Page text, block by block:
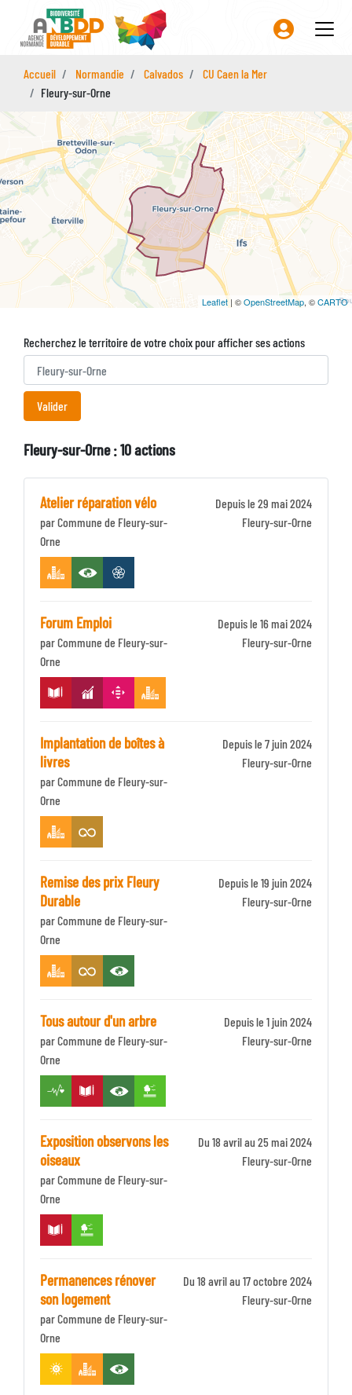
contenu
Accueil Normandie Calvados
CU Caen la Mer
Fleury-sur-Orne
Leaflet | ©OpenStreetMap, ©CARTO
Recherchez le territoire de votre choix pour afficher ses actions
Fleury-sur-Orne : 10 actions
Atelier réparation vélo
par Commune de Fleury-sur-
Orne
Depuis le 29 mai 2024
Fleury-sur-Orne
Forum Emploi
par Commune de Fleury-sur-
Orne
Depuis le 16 mai 2024
Fleury-sur-Orne
Implantation de boîtes à
livres
par Commune de Fleury-sur-
Orne
Depuis le 7 juin 2024
Fleury-sur-Orne
Remise des prix Fleury
Durable
par Commune de Fleury-sur-
Orne
Depuis le 19 juin 2024
Fleury-sur-Orne
Tous autour d'un arbre
par Commune de Fleury-sur-
Orne
Depuis le 1 juin 2024
Fleury-sur-Orne
Exposition observons les
oiseaux
par Commune de Fleury-sur-
Orne
Du 18 avril au 25 mai 2024
Fleury-sur-Orne
Permanences rénover
son logement
par Commune de Fleury-sur-
Orne
Du 18 avril au 17 octobre 2024
Fleury-sur-Orne